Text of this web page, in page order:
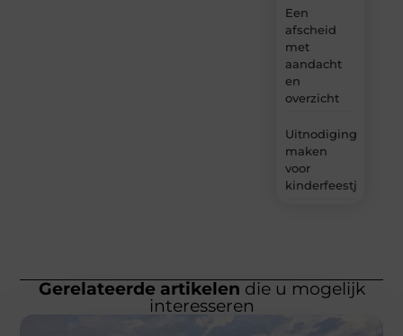
Een
afscheid
met
aandacht
en
overzicht
Uitnodigingen
maken
voor
kinderfeestjes
Gerelateerde artikelen die u mogelijk
interesseren